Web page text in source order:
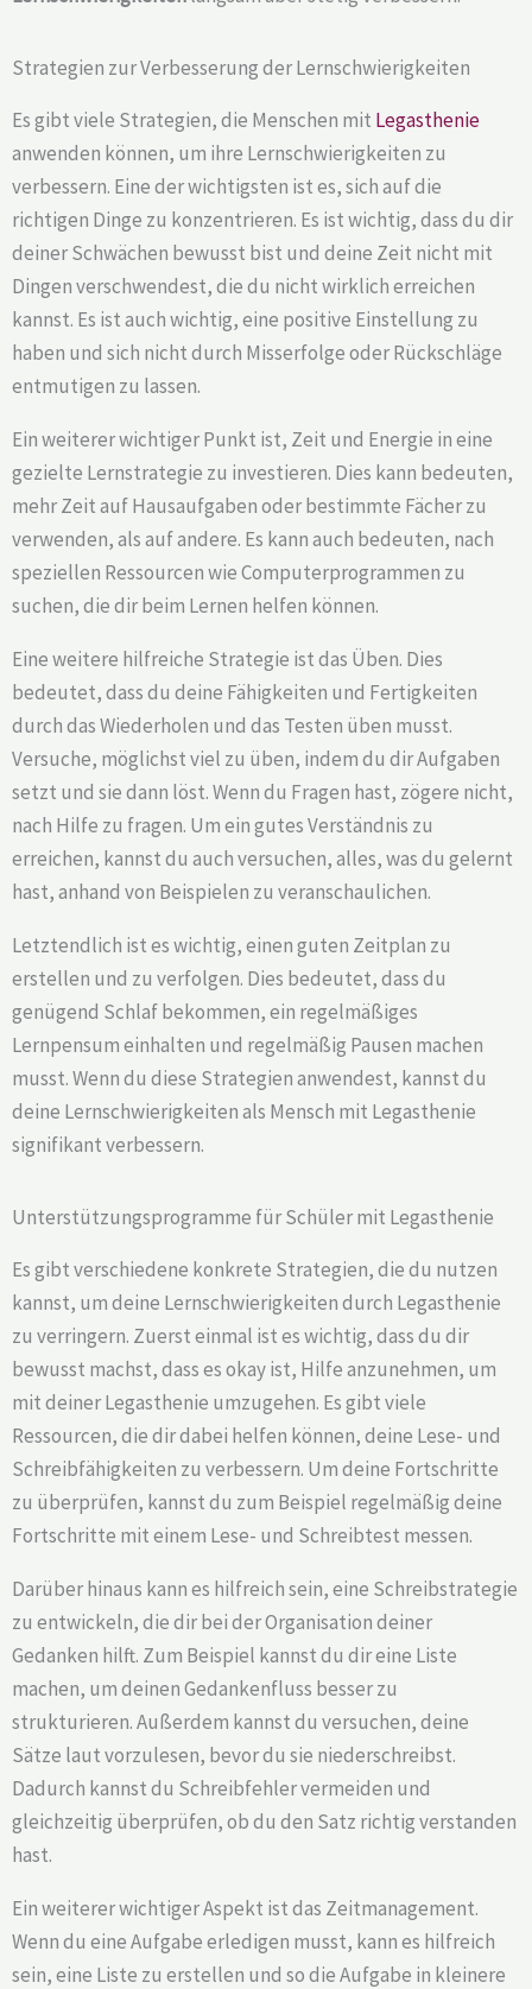
Strategien zur Verbesserung der Lernschwierigkeiten
Es gibt viele Strategien, die Menschen mit Legasthenie
anwenden können, um ihre Lernschwierigkeiten zu
verbessern. Eine der wichtigsten ist es, sich auf die
richtigen Dinge zu konzentrieren. Es ist wichtig, dass du dir
deiner Schwächen bewusst bist und deine Zeit nicht mit
Dingen verschwendest, die du nicht wirklich erreichen
kannst. Es ist auch wichtig, eine positive Einstellung zu
haben und sich nicht durch Misserfolge oder Rückschläge
entmutigen zu lassen.
Ein weiterer wichtiger Punkt ist, Zeit und Energie in eine
gezielte Lernstrategie zu investieren. Dies kann bedeuten,
mehr Zeit auf Hausaufgaben oder bestimmte Fächer zu
verwenden, als auf andere. Es kann auch bedeuten, nach
speziellen Ressourcen wie Computerprogrammen zu
suchen, die dir beim Lernen helfen können.
Eine weitere hilfreiche Strategie ist das Üben. Dies
bedeutet, dass du deine Fähigkeiten und Fertigkeiten
durch das Wiederholen und das Testen üben musst.
Versuche, möglichst viel zu üben, indem du dir Aufgaben
setzt und sie dann löst. Wenn du Fragen hast, zögere nicht,
nach Hilfe zu fragen. Um ein gutes Verständnis zu
erreichen, kannst du auch versuchen, alles, was du gelernt
hast, anhand von Beispielen zu veranschaulichen.
Letztendlich ist es wichtig, einen guten Zeitplan zu
erstellen und zu verfolgen. Dies bedeutet, dass du
genügend Schlaf bekommen, ein regelmäßiges
Lernpensum einhalten und regelmäßig Pausen machen
musst. Wenn du diese Strategien anwendest, kannst du
deine Lernschwierigkeiten als Mensch mit Legasthenie
signifikant verbessern.
Unterstützungsprogramme für Schüler mit Legasthenie
Es gibt verschiedene konkrete Strategien, die du nutzen
kannst, um deine Lernschwierigkeiten durch Legasthenie
zu verringern. Zuerst einmal ist es wichtig, dass du dir
bewusst machst, dass es okay ist, Hilfe anzunehmen, um
mit deiner Legasthenie umzugehen. Es gibt viele
Ressourcen, die dir dabei helfen können, deine Lese- und
Schreibfähigkeiten zu verbessern. Um deine Fortschritte
zu überprüfen, kannst du zum Beispiel regelmäßig deine
Fortschritte mit einem Lese- und Schreibtest messen.
Darüber hinaus kann es hilfreich sein, eine Schreibstrategie
zu entwickeln, die dir bei der Organisation deiner
Gedanken hilft. Zum Beispiel kannst du dir eine Liste
machen, um deinen Gedankenfluss besser zu
strukturieren. Außerdem kannst du versuchen, deine
Sätze laut vorzulesen, bevor du sie niederschreibst.
Dadurch kannst du Schreibfehler vermeiden und
gleichzeitig überprüfen, ob du den Satz richtig verstanden
hast.
Ein weiterer wichtiger Aspekt ist das Zeitmanagement.
Wenn du eine Aufgabe erledigen musst, kann es hilfreich
sein, eine Liste zu erstellen und so die Aufgabe in kleinere